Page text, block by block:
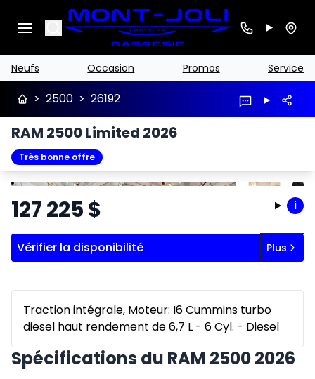
Search
Neufs Occasion Promos Service
> 2500 > 26192
RAM 2500 Limited 2026
Très bonne offre
ArrêterPrécédent
Suivant
127 225$ i
Vérifier la disponibilité Plus
Traction intégrale, Moteur: I6 Cummins turbo
diesel haut rendement de 6,7 L - 6 Cyl. - Diesel
Spécifications du RAM 2500 2026